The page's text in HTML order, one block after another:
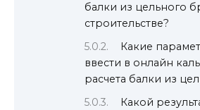
балки из цельного
строительстве?
Какие
ввести в онлайн
расчета балки из
Какой